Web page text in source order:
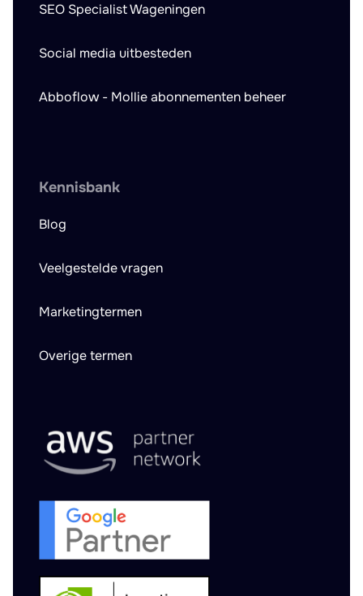
SEO Specialist Wageningen
Social media uitbesteden
Abboflow - Mollie abonnementen beheer
Kennisbank
Blog
Veelgestelde vragen
Marketingtermen
Overige termen